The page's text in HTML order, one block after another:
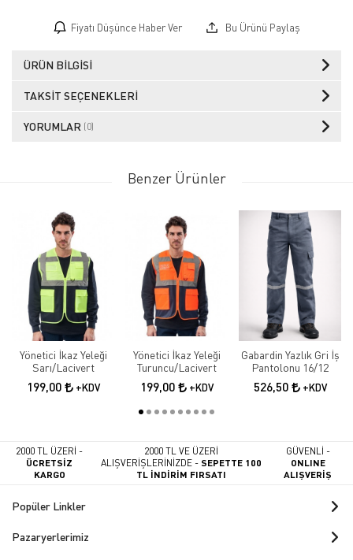
Fiyatı Düşünce Haber Ver Bu Ürünü Paylaş
ÜRÜN BILGISI
TAKSIT SEÇENEKLERI
YORUMLAR (0)
Benzer Ürünler
Yönetici İkaz Yeleği
Sarı/Lacivert
199,00 +KDV
Yönetici İkaz Yeleği
Turuncu/Lacivert
199,00 +KDV
Gabardin Yazlık Gri İş
Pantolonu 16/12
526,50 +KDV
2000 TL ÜZERİ -
ÜCRETSİZ
KARGO
2000 TL VE ÜZERİ
ALIŞVERİŞLERİNİZDE -SEPETTE 100
TL İNDİRİM FIRSATI
GÜVENLİ -
ONLINE
ALIŞVERİŞ
Popüler Linkler
Pazaryerlerimiz